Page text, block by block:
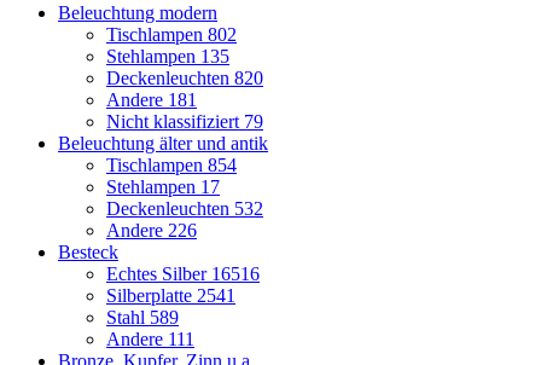
Beleuchtung modern
Tischlampen 802
Stehlampen 135
Deckenleuchten 820
Andere 181
Nicht klassifiziert 79
Beleuchtung älter und antik
Tischlampen 854
Stehlampen 17
Deckenleuchten 532
Andere 226
Besteck
Echtes Silber 16516
Silberplatte 2541
Stahl 589
Andere 111
Bronze, Kupfer, Zinn u.a.